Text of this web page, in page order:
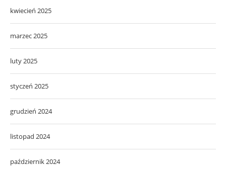
kwiecień 2025
marzec 2025
luty 2025
styczeń 2025
grudzień 2024
listopad 2024
październik 2024